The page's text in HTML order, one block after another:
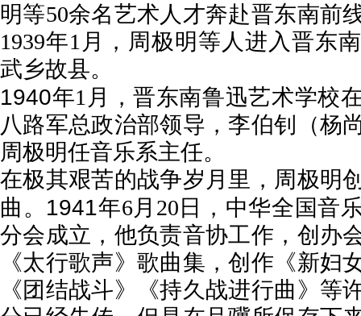
明等50余名艺术人才奔赴晋东南前
1939年1 月，周极明等人进入晋东
武乡故县。
1940年1 月，晋东南鲁迅艺术学校
八路军总政治部领导，李伯钊（杨
周极明任音乐系主任。
在极其艰苦的战争岁月里，周极明
曲。 1941年6月 20 日，中华全国音
分会成立，他负责音协工作，创办
《太行歌声》歌曲集，创作《新妇
《团结战斗》《持久战进行曲》等